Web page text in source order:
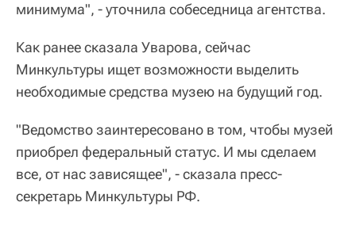
минимума", - уточнила собеседница агентства.
Как ранее сказала Уварова, сейчас
Минкультуры ищет возможности выделить
необходимые средства музею на будущий год.
"Ведомство заинтересовано в том, чтобы музей
приобрел федеральный статус. И мы сделаем
все, от нас зависящее", - сказала пресс-
секретарь Минкультуры РФ.